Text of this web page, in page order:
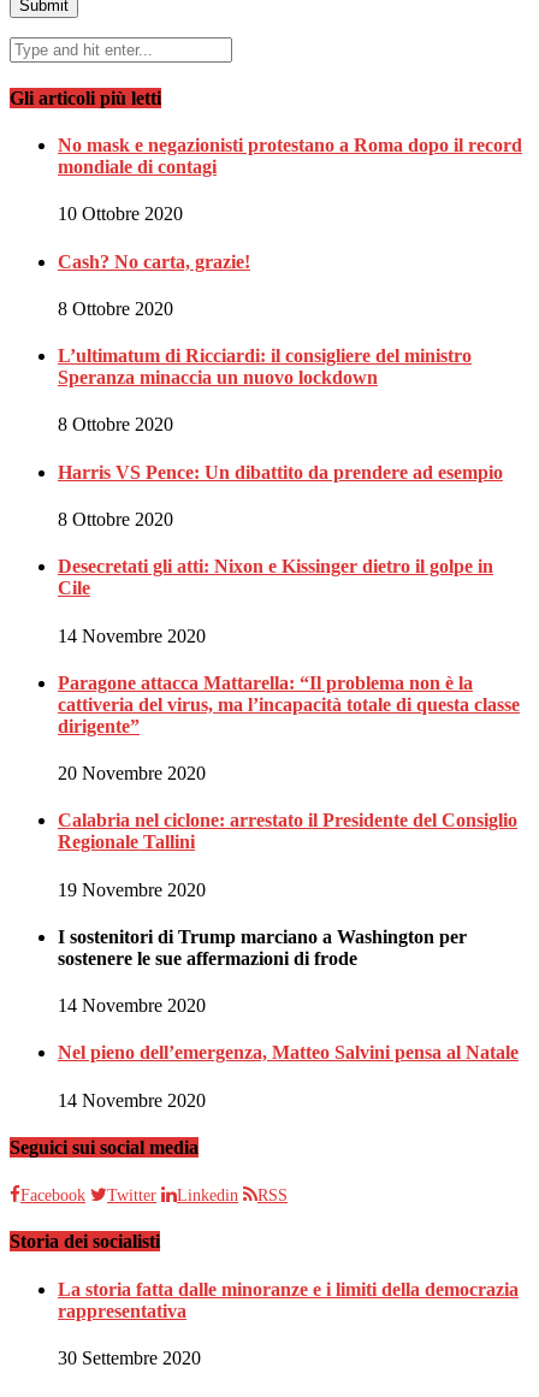
Gli articoli più letti
No mask e negazionisti protestano a Roma dopo il record
mondiale di contagi
10 Ottobre 2020
Cash? No carta, grazie!
8 Ottobre 2020
L’ultimatum di Ricciardi: il consigliere del ministro
Speranza minaccia un nuovo lockdown
8 Ottobre 2020
Harris VS Pence: Un dibattito da prendere ad esempio
8 Ottobre 2020
Desecretati gli atti: Nixon e Kissinger dietro il golpe in
Cile
14 Novembre 2020
Paragone attacca Mattarella: “Il problema non è la
cattiveria del virus, ma l’incapacità totale di questa classe
dirigente”
20 Novembre 2020
Calabria nel ciclone: arrestato il Presidente del Consiglio
Regionale Tallini
19 Novembre 2020
I sostenitori di Trump marciano a Washington per
sostenere le sue affermazioni di frode
14 Novembre 2020
Nel pieno dell’emergenza, Matteo Salvini pensa al Natale
14 Novembre 2020
Seguici sui social media
Facebook Twitter Linkedin RSS
Storia dei socialisti
La storia fatta dalle minoranze e i limiti della democrazia
rappresentativa
30 Settembre 2020